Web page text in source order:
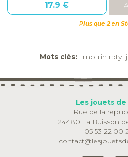
17.9 €
Plus que 2 en
Mots clés: moulin roty
Les jouets de
Rue de la
24480 La Buisson
05 53 22 00